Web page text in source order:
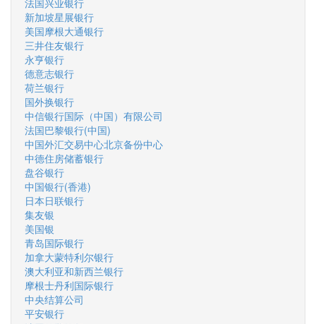
法国兴业银行
新加坡星展银行
美国摩根大通银行
三井住友银行
永亨银行
德意志银行
荷兰银行
国外换银行
中信银行国际（中国）有限公司
法国巴黎银行(中国)
中国外汇交易中心北京备份中心
中德住房储蓄银行
盘谷银行
中国银行(香港)
日本日联银行
集友银
美国银
青岛国际银行
加拿大蒙特利尔银行
澳大利亚和新西兰银行
摩根士丹利国际银行
中央结算公司
平安银行